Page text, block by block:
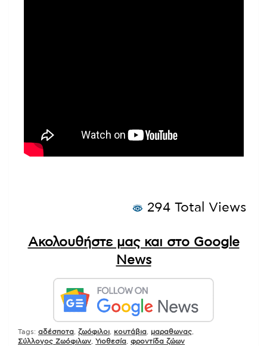
294 Total Views
Ακολουθήστε μας και στο Google
News
Tags: αδέσποτα ζωόφιλοι κουτάβια μαραθωνας
Σύλλογος Ζωόφιλων Υιοθεσία φροντίδα ζώων